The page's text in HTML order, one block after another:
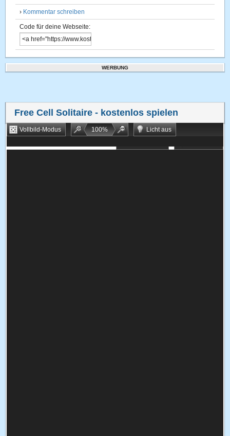
› Kommentar schreiben
Code für deine Webseite:
WERBUNG
Free Cell Solitaire - kostenlos spielen
Vollbild-Modus 100%
Licht aus